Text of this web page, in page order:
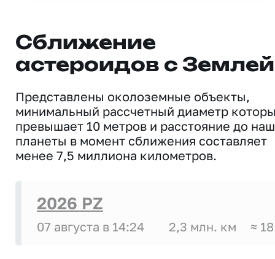
Сближение
астероидов с Землей
Представлены околоземные объекты,
минимальный рассчетный диаметр
превышает 10 метров и расстояние до
планеты в момент сближения составляет
менее 7,5 миллиона километров.
2026 PZ
07 августа в 14:24 2,3 млн. км ≈